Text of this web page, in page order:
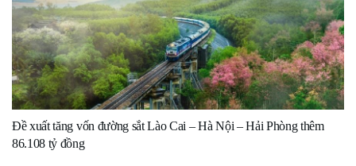
Đề xuất tăng vốn đường sắt Lào Cai – Hà Nội – Hải Phòng thêm
86.108 tỷ đồng